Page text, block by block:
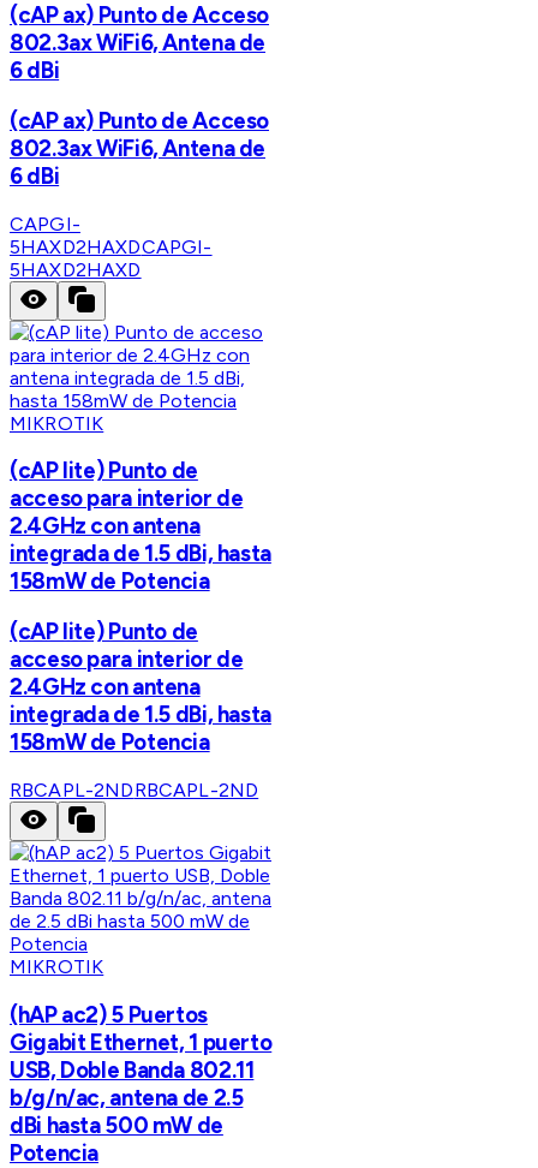
(cAP ax) Punto de Acceso
802.3ax WiFi6, Antena de
6 dBi
(cAP ax) Punto de Acceso
802.3ax WiFi6, Antena de
6 dBi
CAPGI-
5HAXD2HAXDCAPGI-
5HAXD2HAXD
MIKROTIK
(cAP lite) Punto de
acceso para interior de
2.4GHz con antena
integrada de 1.5 dBi, hasta
158mW de Potencia
(cAP lite) Punto de
acceso para interior de
2.4GHz con antena
integrada de 1.5 dBi, hasta
158mW de Potencia
RBCAPL-2NDRBCAPL-2ND
MIKROTIK
(hAP ac2) 5 Puertos
Gigabit Ethernet, 1 puerto
USB, Doble Banda 802.11
b/g/n/ac, antena de 2.5
dBi hasta 500 mW de
Potencia